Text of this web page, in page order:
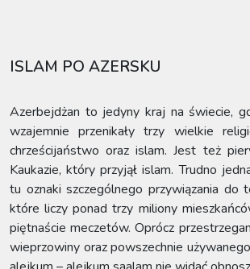
ISLAM PO AZERSKU
Azerbejdżan to jedyny kraj na świecie,
wzajemnie przenikały trzy wielkie
chrześcijaństwo oraz islam. Jest też
Kaukazie, który przyjął islam. Trudno
tu oznaki szczególnego przywiązania do
które liczy ponad trzy miliony
piętnaście meczetów. Oprócz
wieprzowiny oraz powszechnie